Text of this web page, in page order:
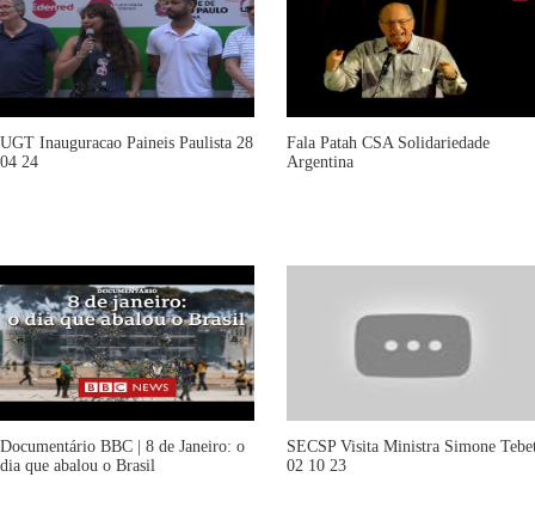
UGT Inauguracao Paineis Paulista 28
04 24
Fala Patah CSA Solidariedade
Argentina
Documentário BBC | 8 de Janeiro: o
dia que abalou o Brasil
SECSP Visita Ministra Simone
02 10 23